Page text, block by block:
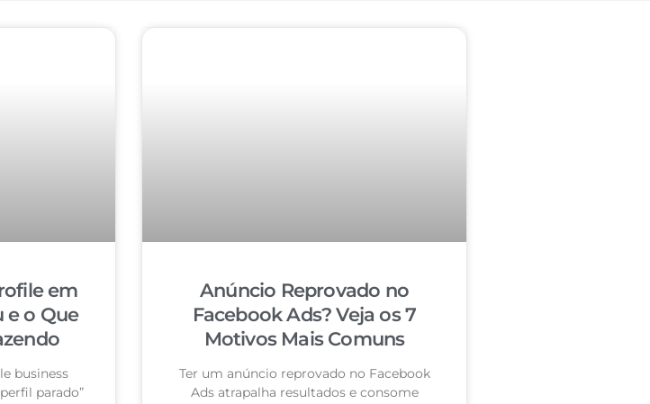
em
e o Que
business
parado”
Anúncio Reprovado no
Facebook Ads? Veja os 7
Motivos Mais Comuns
Ter um anúncio reprovado no Facebook
Ads atrapalha resultados e consome